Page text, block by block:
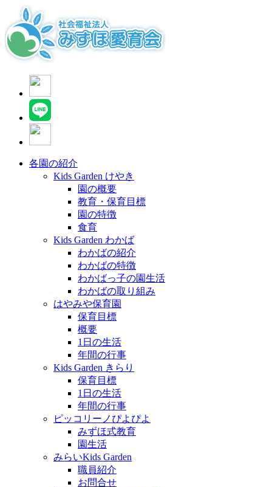
各園の紹介
Kids Garden けやき
園の概要
教育・保育目標
園の特徴
食育
Kids Garden わかば
わかばの紹介
わかばの特徴
わかばっ子の園生活
わかばの取り組み
はやみや保育園
保育目標
概要
1日の生活
年間の行事
Kids Garden きらり
保育目標
1日の生活
年間の行事
ピッコリーノぴよぴよ
みずほ式教育
園生活
みらいKids Garden
職員紹介
お問合せ